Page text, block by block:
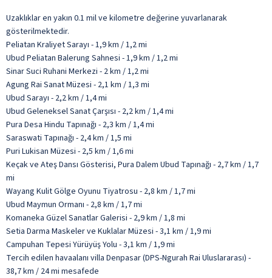
Uzaklıklar en yakın 0.1 mil ve kilometre değerine yuvarlanarak
gösterilmektedir.
Peliatan Kraliyet Sarayı - 1,9 km / 1,2 mi
Ubud Peliatan Balerung Sahnesi - 1,9 km / 1,2 mi
Sinar Suci Ruhani Merkezi - 2 km / 1,2 mi
Agung Rai Sanat Müzesi - 2,1 km / 1,3 mi
Ubud Sarayı - 2,2 km / 1,4 mi
Ubud Geleneksel Sanat Çarşısı - 2,2 km / 1,4 mi
Pura Desa Hindu Tapınağı - 2,3 km / 1,4 mi
Saraswati Tapınağı - 2,4 km / 1,5 mi
Puri Lukisan Müzesi - 2,5 km / 1,6 mi
Keçak ve Ateş Dansı Gösterisi, Pura Dalem Ubud Tapınağı - 2,7 km / 1,7
mi
Wayang Kulit Gölge Oyunu Tiyatrosu - 2,8 km / 1,7 mi
Ubud Maymun Ormanı - 2,8 km / 1,7 mi
Komaneka Güzel Sanatlar Galerisi - 2,9 km / 1,8 mi
Setia Darma Maskeler ve Kuklalar Müzesi - 3,1 km / 1,9 mi
Campuhan Tepesi Yürüyüş Yolu - 3,1 km / 1,9 mi
Tercih edilen havaalanı villa Denpasar (DPS-Ngurah Rai Uluslararası) -
38,7 km / 24 mi mesafede